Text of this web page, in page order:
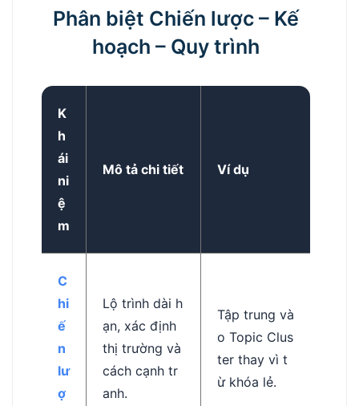
Phân biệt Chiến lược – Kế
hoạch – Quy trình
K
h
ái
ni
ệ
m
Mô tả chi tiết Ví dụ
C
hi
ế
n
lư
ợ
Lộ trình dài h
ạn, xác định
thị trường và
cách cạnh tr
anh.
Tập trung và
o Topic Clus
ter thay vì t
ừ khóa lẻ.